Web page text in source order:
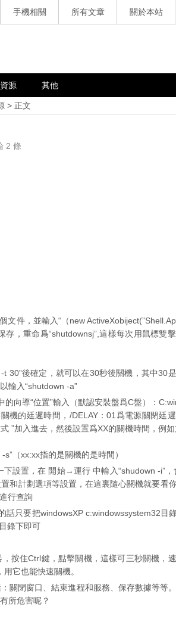
手機相關 所有文章 關於本站
源 其他
> 正文
2 條
件，並輸入“（new
，重命爲“shutdownsj”,這樣每次用鼠標雙
30”後確定，就可以在30秒後關機，其中30
輸入“shutdown -a”
向導“位置”輸入（默認安裝盤爲C盤）：
機的廷遲時間，/DELAY：01爲電源關閉廷
”加入進去，然後設置爲XX的關機時間，例如
（xx:xx指的是關機的是時間）
設置，在 開始→運行 中輸入“shudown -i”，
和計劃選項等設置，在這裏隨心關機就要看
行查詢
只要把windowsXP c:windowssystem32目
錄下即可
按住Ctrl鍵，點擊關機，這樣可三秒關機，
它也能快速關機。
關閉窗口、結束進程和服務、保存數據等等
所危害呢？